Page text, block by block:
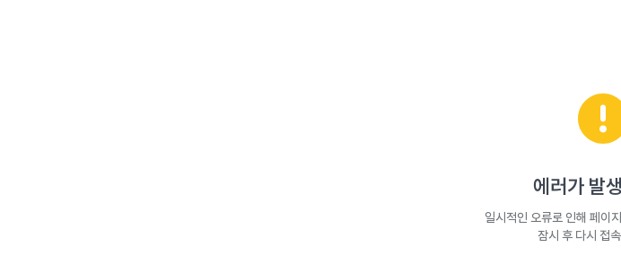
에러가 발
일시적인 오류로 인해 페이
잠시 후 다시 접